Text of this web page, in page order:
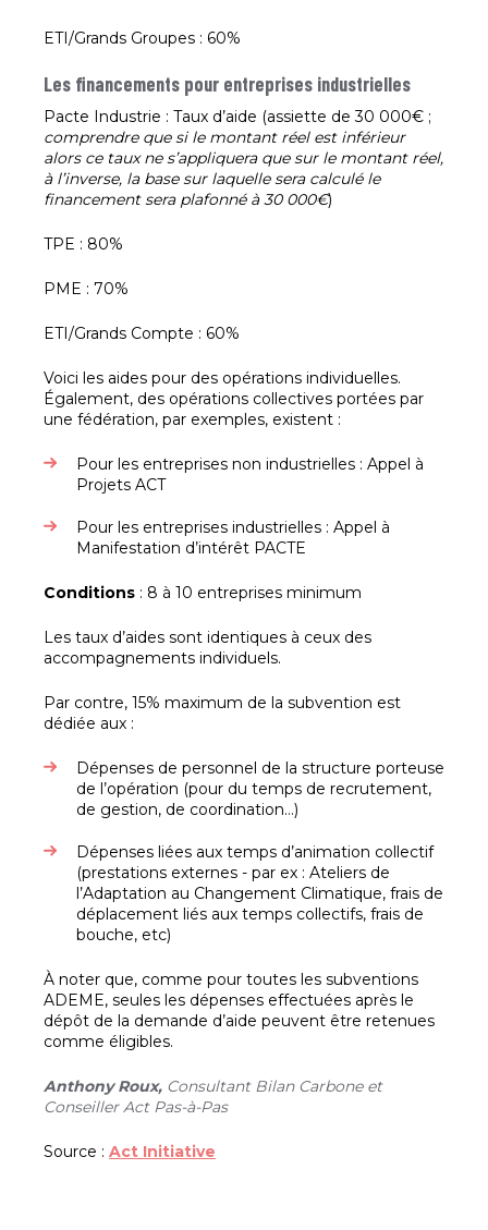
ETI/Grands Groupes : 60%
Les financements pour entreprises industrielles
Pacte Industrie : Taux d’aide (assiette de 30 000€ ;
comprendre que si le montant réel est inférieur
alors ce taux ne s’appliquera que sur le montant réel,
à l’inverse, la base sur laquelle sera calculé le
financement sera plafonné à 30 000€)
TPE : 80%
PME : 70%
ETI/Grands Compte : 60%
Voici les aides pour des opérations individuelles.
Également, des opérations collectives portées par
une fédération, par exemples, existent :
Pour les entreprises non industrielles : Appel à
Projets ACT
Pour les entreprises industrielles : Appel à
Manifestation d’intérêt PACTE
Conditions : 8 à 10 entreprises minimum
Les taux d’aides sont identiques à ceux des
accompagnements individuels.
Par contre, 15% maximum de la subvention est
dédiée aux :
Dépenses de personnel de la structure porteuse
de l’opération (pour du temps de recrutement,
de gestion, de coordination…)
Dépenses liées aux temps d’animation collectif
(prestations externes - par ex : Ateliers de
l’Adaptation au Changement Climatique, frais de
déplacement liés aux temps collectifs, frais de
bouche, etc)
À noter que, comme pour toutes les subventions
ADEME, seules les dépenses effectuées après le
dépôt de la demande d’aide peuvent être retenues
comme éligibles.
Anthony Roux, Consultant Bilan Carbone et
Conseiller Act Pas-à-Pas
Source : Act Initiative